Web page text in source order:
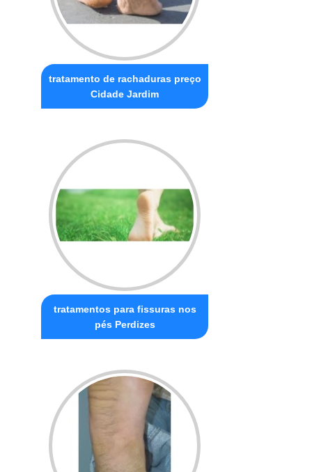
tratamento de rachaduras preço
Cidade Jardim
tratamentos para fissuras nos
pés Perdizes